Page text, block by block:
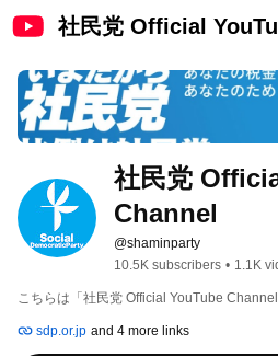
社民党 Official
社民党
Channel
@shaminparty
10.5K subscribers • 1.1K
こちらは「社民党 Official YouTube Channel
sdp.or.jp and 4 more links